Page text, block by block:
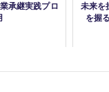
承継実践プロ
未来を
を握